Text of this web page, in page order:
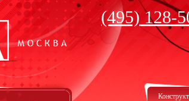
(495) 128-